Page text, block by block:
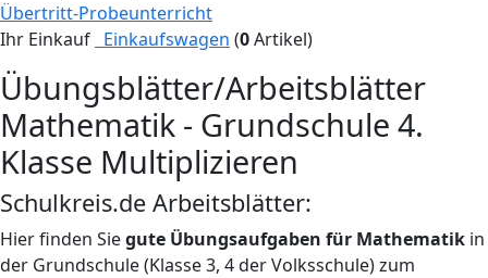
Übertritt-Probeunterricht
Ihr Einkauf Einkaufswagen (0Artikel)
Übungsblätter/Arbeitsblätter
Mathematik - Grundschule 4.
Klasse Multiplizieren
Schulkreis.de Arbeitsblätter:
Hier finden Siegute Übungsaufgaben für Mathematik in
der Grundschule (Klasse 3, 4 der Volksschule) zum